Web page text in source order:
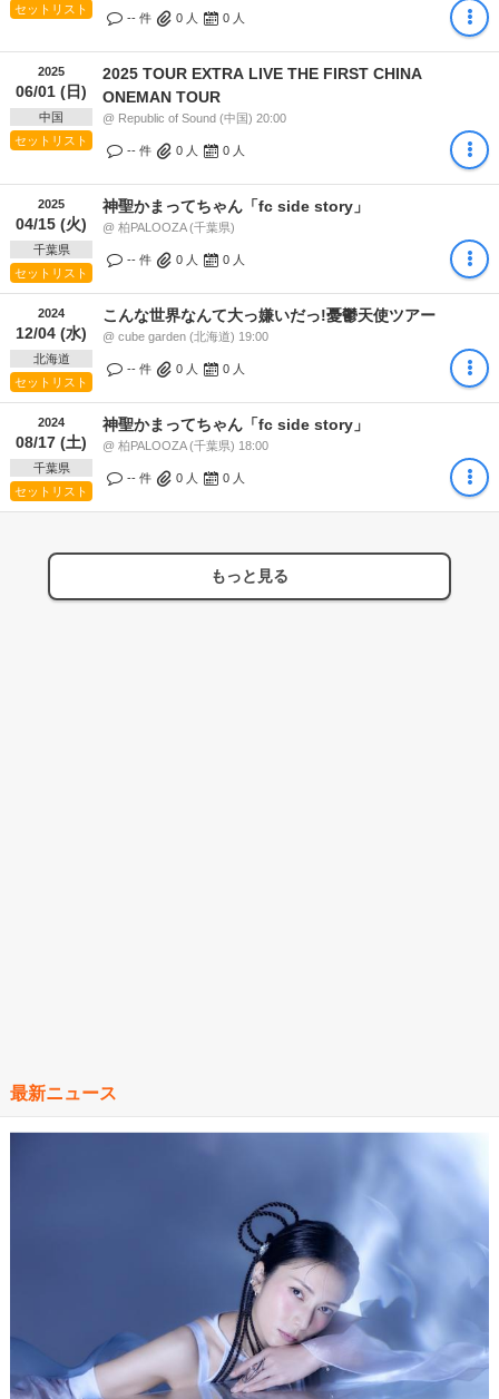
セットリスト
-- 件 0 人 0 人
2025
06/01 (日)
中国
セットリスト
2025 TOUR EXTRA LIVE THE FIRST CHINA
ONEMAN TOUR
@ Republic of Sound (中国) 20:00
-- 件 0 人 0 人
2025
04/15 (火)
千葉県
セットリスト
神聖かまってちゃん「fc side story」
@ 柏PALOOZA (千葉県)
-- 件 0 人 0 人
2024
12/04 (水)
北海道
セットリスト
こんな世界なんて大っ嫌いだっ!憂鬱天使ツアー
@ cube garden (北海道) 19:00
-- 件 0 人 0 人
2024
08/17 (土)
千葉県
セットリスト
神聖かまってちゃん「fc side story」
@ 柏PALOOZA (千葉県) 18:00
-- 件 0 人 0 人
もっと見る
最新ニュース